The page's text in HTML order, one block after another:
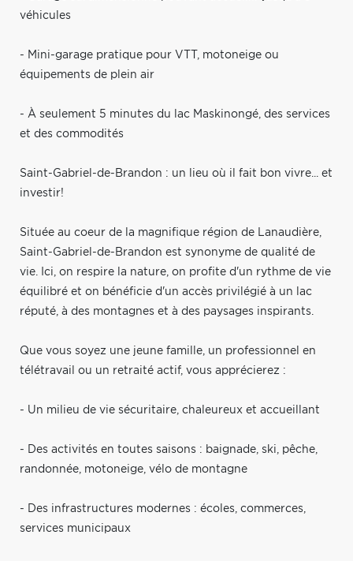
véhicules
- Mini-garage pratique pour VTT, motoneige ou
équipements de plein air
- À seulement 5 minutes du lac Maskinongé, des services
et des commodités
Saint-Gabriel-de-Brandon : un lieu où il fait bon vivre... et
investir!
Située au coeur de la magnifique région de Lanaudière,
Saint-Gabriel-de-Brandon est synonyme de qualité de
vie. Ici, on respire la nature, on profite d'un rythme de vie
équilibré et on bénéficie d'un accès privilégié à un lac
réputé, à des montagnes et à des paysages inspirants.
Que vous soyez une jeune famille, un professionnel en
télétravail ou un retraité actif, vous apprécierez :
- Un milieu de vie sécuritaire, chaleureux et accueillant
- Des activités en toutes saisons : baignade, ski, pêche,
randonnée, motoneige, vélo de montagne
- Des infrastructures modernes : écoles, commerces,
services municipaux